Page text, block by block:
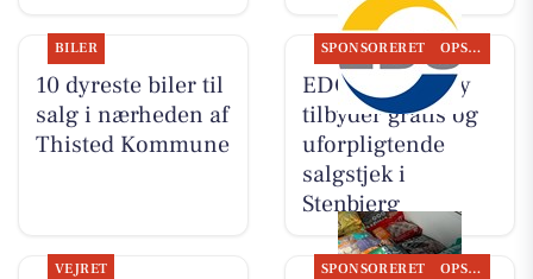
BILER
10 dyreste biler til
salg i nærheden af
Thisted Kommune
SPONSORERET OPSLAGSTAVLEN
EDC Hurup Thy
tilbyder gratis og
uforpligtende
salgstjek i
Stenbjerg
VEJRET SPONSORERET OPSLAGSTAVLEN